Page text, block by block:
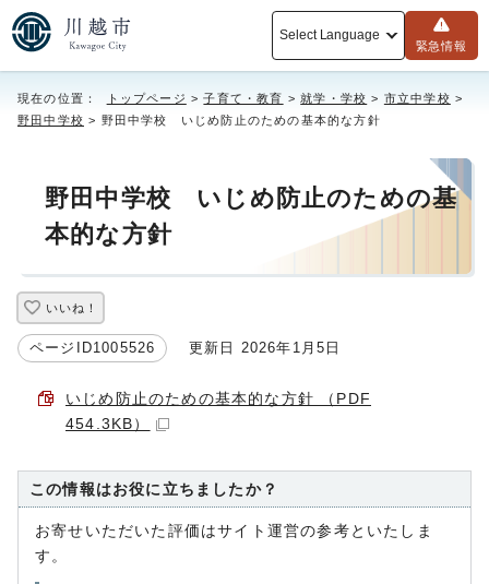
Select Language
緊急情報
現在の位置： トップページ >子育て・教育 >就学・学校 > 市立中学校 >
野田中学校 > 野田中学校 いじめ防止のための基本的な方針
野田中学校 いじめ防止のための基
本的な方針
いいね！
ページID1005526 更新日 2026年1月5日
いじめ防止のための基本的な方針 （PDF
454.3KB）
この情報はお役に立ちましたか？
お寄せいただいた評価はサイト運営の参考といたしま
す。